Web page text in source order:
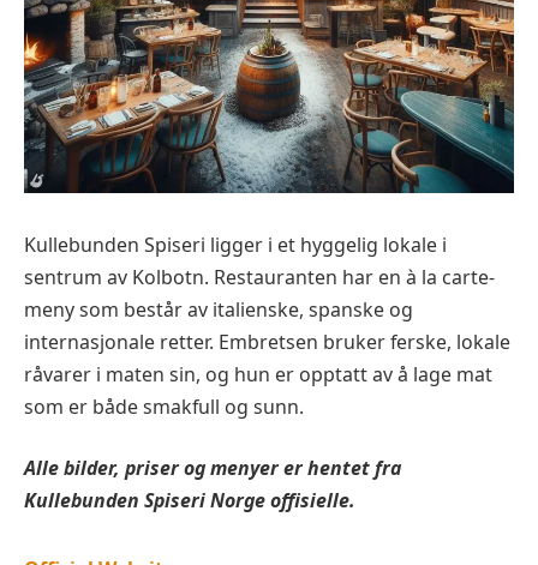
Kullebunden Spiseri ligger i et hyggelig lokale i
sentrum av Kolbotn. Restauranten har en à la carte-
meny som består av italienske, spanske og
internasjonale retter. Embretsen bruker ferske, lokale
råvarer i maten sin, og hun er opptatt av å lage mat
som er både smakfull og sunn.
Alle bilder, priser og menyer er hentet fra
Kullebunden Spiseri Norge offisielle.